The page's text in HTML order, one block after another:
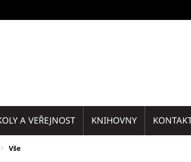
A VEŘEJNOST KNIHOVNY
Vše